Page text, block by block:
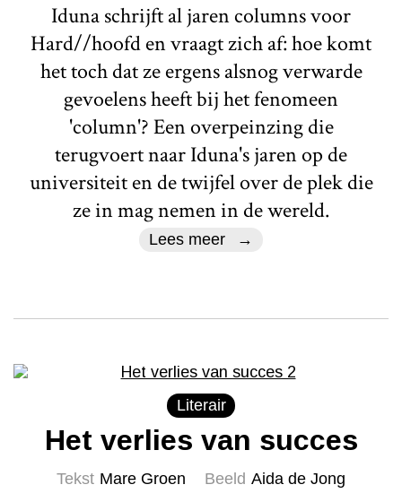
Iduna schrijft al jaren columns voor
Hard//hoofd en vraagt zich af: hoe komt
het toch dat ze ergens alsnog verwarde
gevoelens heeft bij het fenomeen
'column'? Een overpeinzing die
terugvoert naar Iduna's jaren op de
universiteit en de twijfel over de plek die
ze in mag nemen in de wereld.
Lees meer
Literair
Het verlies van succes
Tekst Mare Groen Beeld Aida de Jong